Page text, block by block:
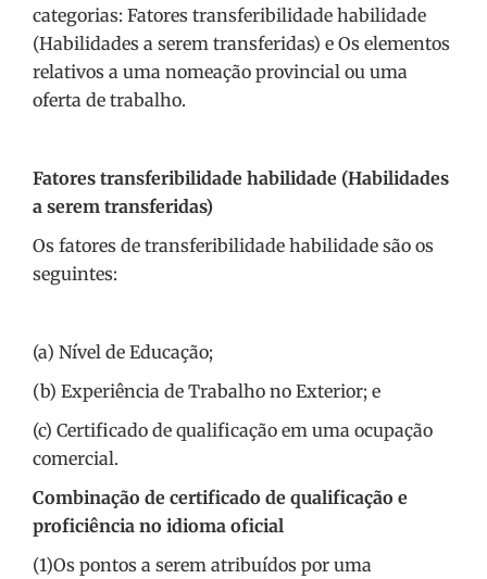
categorias: Fatores transferibilidade habilidade
(Habilidades a serem transferidas) e Os elementos
relativos a uma nomeação provincial ou uma
oferta de trabalho.
Fatores transferibilidade habilidade (Habilidades
a serem transferidas)
Os fatores de transferibilidade habilidade são os
seguintes:
(a) Nível de Educação;
(b) Experiência de Trabalho no Exterior; e
(c) Certificado de qualificação em uma ocupação
comercial.
Combinação de certificado de qualificação e
proficiência no idioma oficial
(1)Os pontos a serem atribuídos por uma